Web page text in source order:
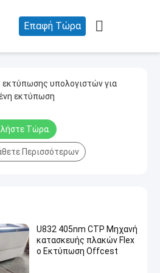
Επαφή Τώρα 
υπολογιστών για
εκτύπωση
Τώρα.
Περισσότερων
U832 405nm CTP Μηχανή
κατασκευής πλακών Flex
o Εκτύπωση Offcest